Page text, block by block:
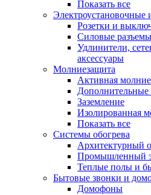
Показать все
Электроустановочные
Розетки и
Силовые разъемы
Удлинители,
аксессуары
Молниезащита
Активная
Дополнительные
Заземление
Изолированная
Показать все
Системы обогрева
Архитектурный
Промышленный
Теплые полы и
Бытовые звонки и
Домофоны